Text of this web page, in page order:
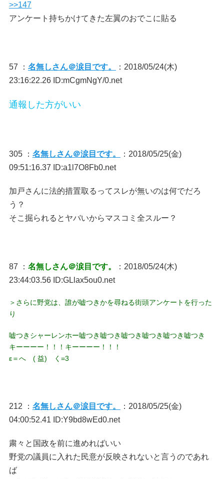
>>147
アンケート持ちかけてきた左翼のおでこに貼る
57 ： 名無しさん＠涙目です。
：2018/05/24(木)
23:16:22.26 ID:mCgmNgY/0.net
通報した方がいい
305 ： 名無しさん＠涙目です。
：2018/05/25(金)
09:51:16.37 ID:a1l7O8Fb0.net
加戸さんに法的措置取るってスレが無いのは何でだろ
う？
そこ掘られるとヤバいからマスコミ全スルー？
87 ： 名無しさん＠涙目です。
：2018/05/24(木)
23:44:03.56 ID:GLlax5ou0.net
＞さらに野党は、誰が嘘つきかを尋ねる街頭アンケートを行った
り
嘘つきシャーレンホー嘘つき嘘つき嘘つき嘘つき嘘つき嘘つき
キーーーー！！！キーーーー！！！
ε＝へ ( 益) く=3
212 ： 名無しさん＠涙目です。
：2018/05/25(金)
04:00:52.41 ID:Y9bd8wEd0.net
粛々と国政を前に進めればいい
野党の議員に入れた民意が反映されないと言うのであれ
ば